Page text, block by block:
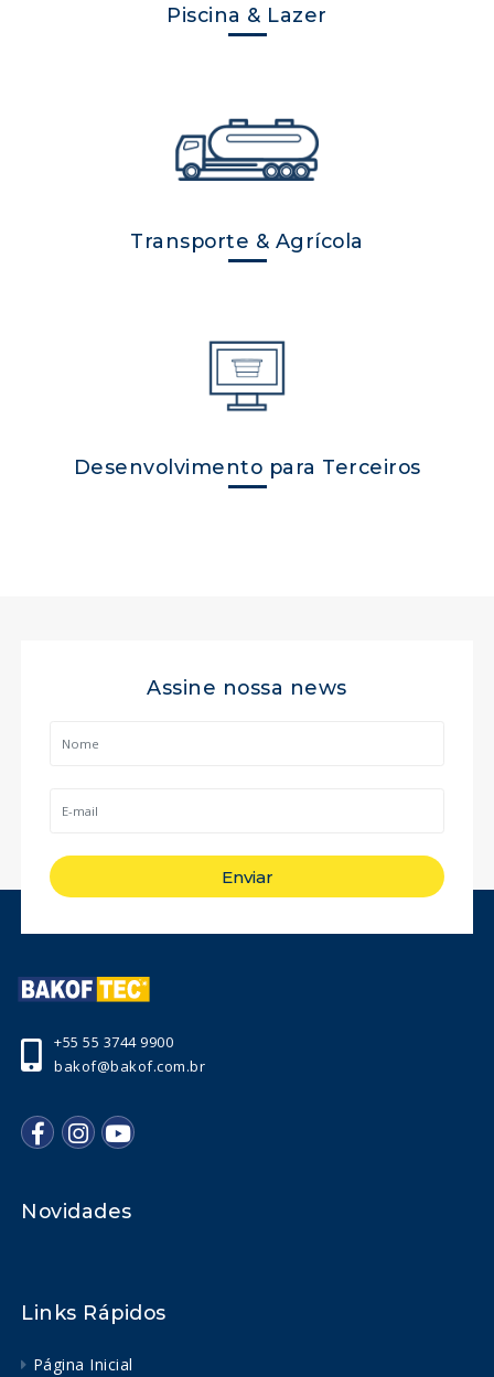
Piscina & Lazer
Transporte & Agrícola
Desenvolvimento para Terceiros
Assine nossa news
Enviar
+55 55 3744 9900
bakof@bakof.com.br
Novidades
Links Rápidos
Página Inicial